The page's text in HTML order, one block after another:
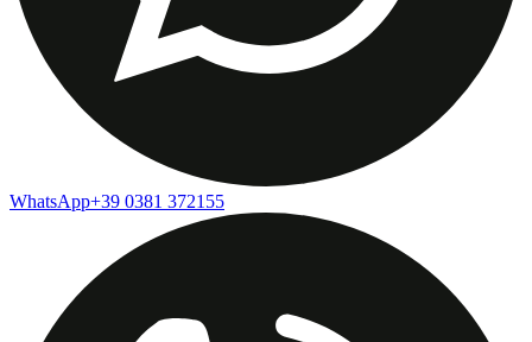
WhatsApp+39 0381 372155